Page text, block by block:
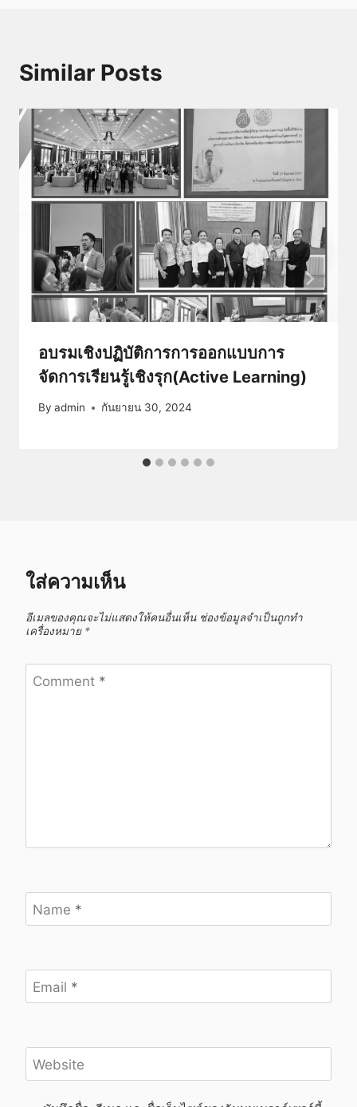
Similar Posts
อบรมเชิงปฏิบัติการการออกแบบการ
จัดการเรียนรู้เชิงรุก(Active Learning)
By admin กันยายน 30, 2024
ใส่ความเห็น
อีเมลของคุณจะไม่แสดงให้คนอื่นเห็น ช่องข้อมูลจำเป็นถูกทำ
เครื่องหมาย *
Comment *
Name *
Email *
Website